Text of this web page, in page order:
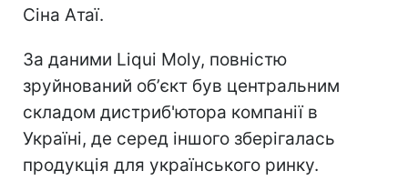
Сіна Атаї.
За даними Liqui Moly, повністю
зруйнований обʼєкт був центральним
складом дистриб'ютора компанії в
Україні, де серед іншого зберігалась
продукція для українського ринку.